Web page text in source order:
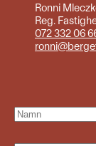
Ronni
Reg.
072 332 06